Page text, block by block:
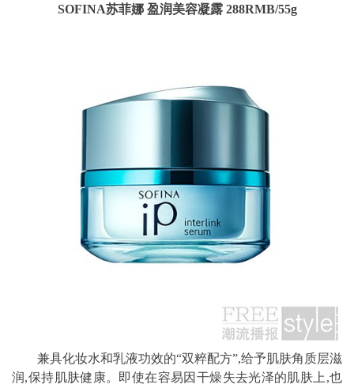
SOFINA苏菲娜 盈润美容凝露 288RMB/55g
兼具化妆水和乳液功效的“双粹配方”,给予肌肤角质层滋
润,保持肌肤健康。即使在容易因干燥失去光泽的肌肤上,也